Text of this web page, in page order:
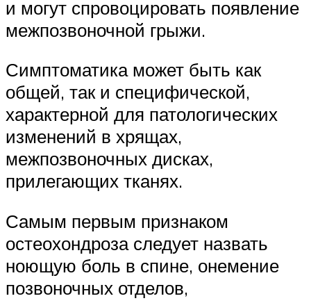
и могут спровоцировать появление
межпозвоночной грыжи.
Симптоматика может быть как
общей, так и специфической,
характерной для патологических
изменений в хрящах,
межпозвоночных дисках,
прилегающих тканях.
Самым первым признаком
остеохондроза следует назвать
ноющую боль в спине, онемение
позвоночных отделов,